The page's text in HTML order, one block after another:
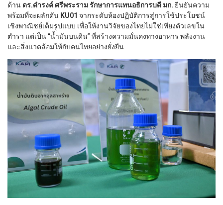
ด้าน ดร.ดำรงค์ ศรีพระราม รักษาการแทนอธิการบดี มก. ยืนยันความ
พร้อมที่จะผลักดัน KU01 จากระดับห้องปฏิบัติการสู่การใช้ประโยชน์
เชิงพาณิชย์เต็มรูปแบบ เพื่อให้งานวิจัยของไทยไม่ใช่เพียงตัวเลขใน
ตำรา แต่เป็น “น้ำมันบนดิน” ที่สร้างความมั่นคงทางอาหาร พลังงาน
และสิ่งแวดล้อมให้กับคนไทยอย่างยั่งยืน